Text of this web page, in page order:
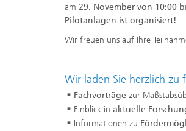
am 29. November von 10:00
Pilotanlagen ist organisiert!
Wir freuen uns auf Ihre
Wir laden Sie herzlich zu
Fachvorträge zur
Einblick in aktuelle
Informationen zu